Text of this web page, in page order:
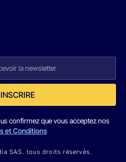
confirmez que vous acceptez nos
et Conditions
SAS. tous droits réservés.